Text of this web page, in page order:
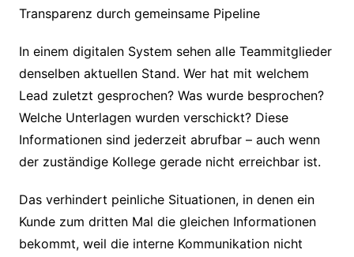
Transparenz durch gemeinsame Pipeline
In einem digitalen System sehen alle Teammitglieder
denselben aktuellen Stand. Wer hat mit welchem
Lead zuletzt gesprochen? Was wurde besprochen?
Welche Unterlagen wurden verschickt? Diese
Informationen sind jederzeit abrufbar – auch wenn
der zuständige Kollege gerade nicht erreichbar ist.
Das verhindert peinliche Situationen, in denen ein
Kunde zum dritten Mal die gleichen Informationen
bekommt, weil die interne Kommunikation nicht